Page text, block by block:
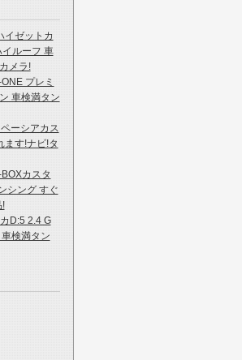
イゼットカ
イルーフ 車
メラ!
プレミ
車検満タン
ーシアカス
ます!ナビ!タ
カスタ
シング すぐ
!
D:5 2.4 G
検満タン